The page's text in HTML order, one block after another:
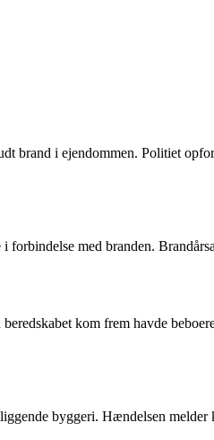
brand i ejendommen. Politiet
med branden.
kom frem havde
byggeri. Hændelsen melder